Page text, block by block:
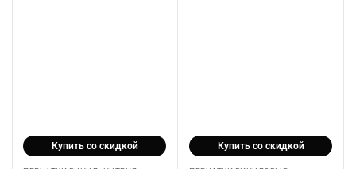
Купить со скидкой Купить со скидкой